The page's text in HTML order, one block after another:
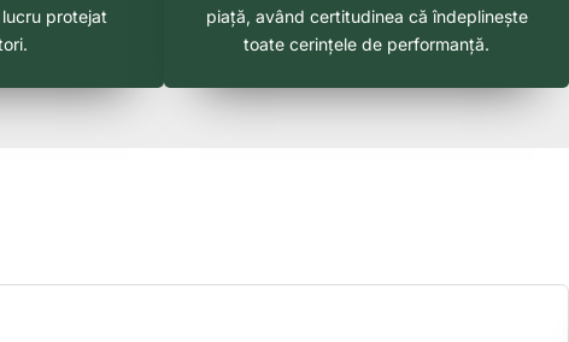
protejat
piață, având certitudinea că îndeplinește
toate cerințele de performanță.